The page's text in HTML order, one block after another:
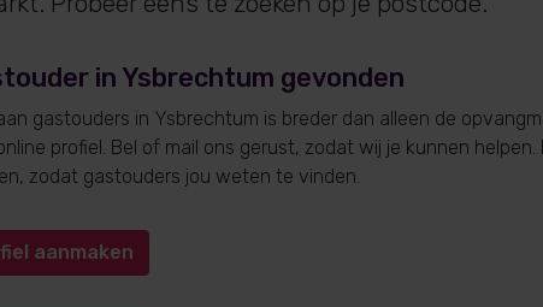
in Ysbrechtum gevonden
gastouders in Ysbrechtum is breder dan alleen de
profiel. Bel of mail ons gerust, zodat wij je kunnen
zodat gastouders jou weten te vinden.
aanmaken